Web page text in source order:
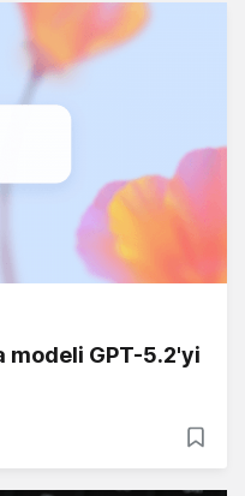
modeli GPT-5.2'yi